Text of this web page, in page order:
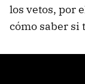
los vetos, por
cómo saber si